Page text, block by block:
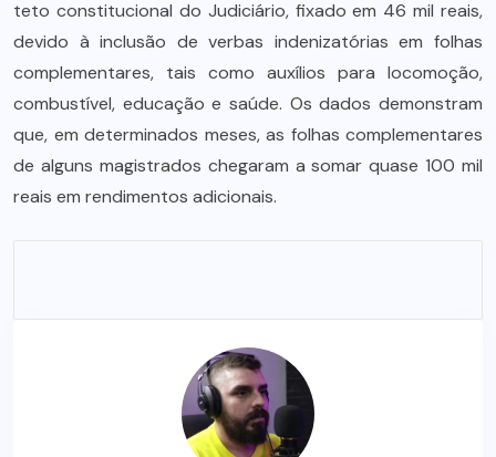
teto constitucional do Judiciário, fixado em 46 mil reais,
devido à inclusão de verbas indenizatórias em folhas
complementares, tais como auxílios para locomoção,
combustível, educação e saúde. Os dados demonstram
que, em determinados meses, as folhas complementares
de alguns magistrados chegaram a somar quase 100 mil
reais em rendimentos adicionais.